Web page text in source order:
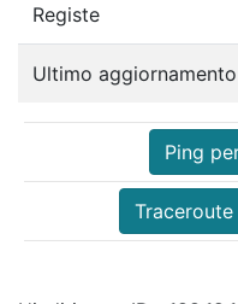
Registe
Ultimo aggiornamento
Ping
Traceroute